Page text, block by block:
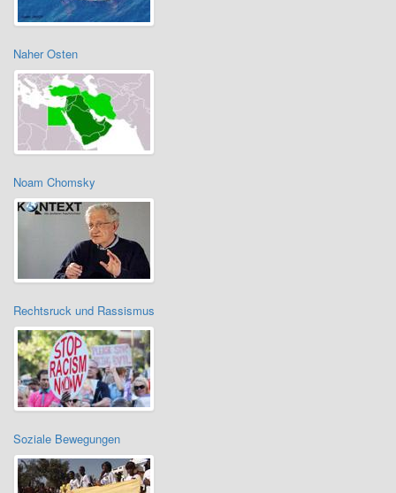
Naher Osten
Noam Chomsky
Rechtsruck und Rassismus
Soziale Bewegungen